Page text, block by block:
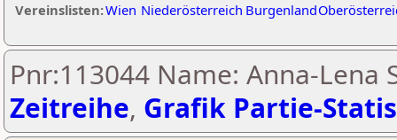
Vereinslisten:Wien Niederösterreich Burgenland
Pnr:113044 Name: Anna-Lena
Zeitreihe, Grafik Partie-